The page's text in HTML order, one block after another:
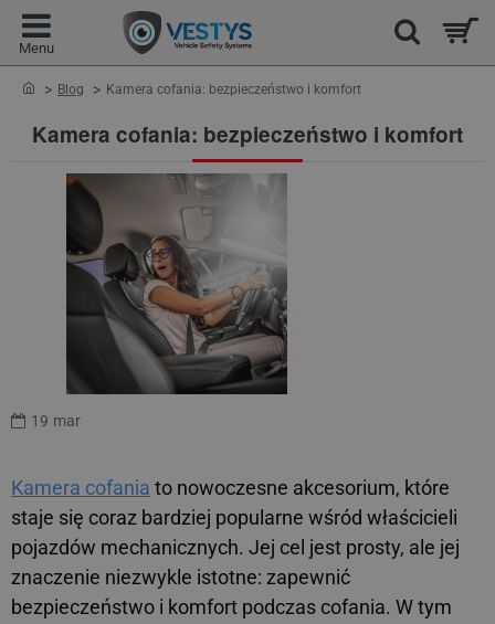
Kamera cofania: bezpieczeństwo i komfort
homeBlog Kamera cofania: bezpieczeństwo i komfort
19 mar
Kamera cofania to nowoczesne akcesorium, które
staje się coraz bardziej popularne wśród właścicieli
pojazdów mechanicznych. Jej cel jest prosty, ale jej
znaczenie niezwykle istotne: zapewnić
bezpieczeństwo i komfort podczas cofania. W tym